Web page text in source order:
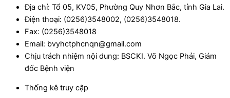
Địa chỉ: Tổ 05, KV05, Phường Quy Nhơn Bắc, tỉnh Gia Lai.
Điện thoại: (0256)3548002, (0256)3548018.
Fax: (0256)3548018
Email: bvyhctphcnqn@gmail.com
Chịu trách nhiệm nội dung: BSCKI. Võ Ngọc Phải, Giám
đốc Bệnh viện
Thống kê truy cập